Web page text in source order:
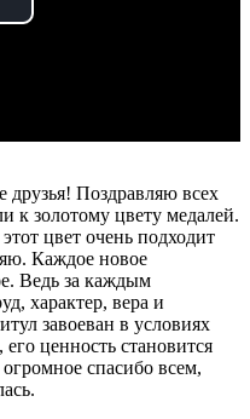
Поздравляю всех
золотому цвету медалей.
цвет очень подходит
Каждое новое
Ведь за каждым
характер, вера и
завоеван в условиях
ценность становится
спасибо всем,